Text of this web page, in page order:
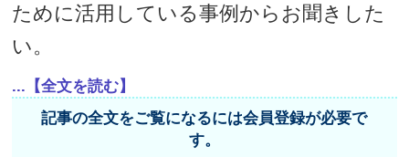
ために活用している事例からお聞きした
い。
...【全文を読む】
記事の全文をご覧になるには会員登録が必要で
す。